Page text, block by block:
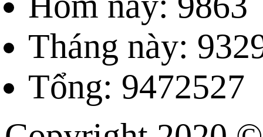
Tháng này:
Tổng: 9472527